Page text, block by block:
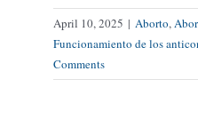
April 10, 2025 | Aborto,
Funcionamiento de los
Comments